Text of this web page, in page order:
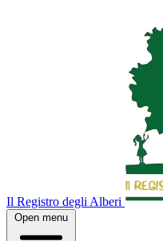
Il Registro degli Alberi
Open menu